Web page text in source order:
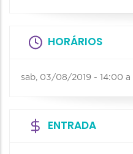
HORÁRIOS
sab, 03/08/2019 - 14:00 a
ENTRADA